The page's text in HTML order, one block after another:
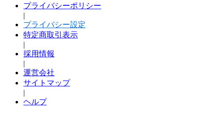
プライバシーポリシー
|
プライバシー設定
特定商取引表示
|
採用情報
|
運営会社
サイトマップ
|
ヘルプ